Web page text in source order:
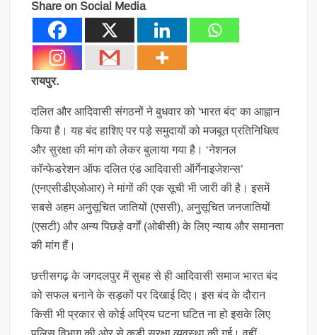
Share on Social Media
रायपुर.
दलित और आदिवासी संगठनों ने बुधवार को 'भारत बंद' का आह्वान
किया है। यह बंद हाशिए पर पड़े समुदायों को मजबूत प्रतिनिधित्व
और सुरक्षा की मांग को लेकर बुलाया गया है। ‘नेशनल
कॉन्फेडरेशन ऑफ दलित एंड आदिवासी ऑर्गेनाइजेशन्स’
(एनएसीडीएओआर) ने मांगों की एक सूची भी जारी की है। इसमें
सबसे अहम अनुसूचित जातियों (एससी), अनुसूचित जनजातियों
(एसटी) और अन्य पिछड़े वर्गों (ओबीसी) के लिए न्याय और समानता
की मांग हैं।
छत्तीसगढ़ के जगदलपुर में सुबह से ही आदिवासी समाज भारत बंद
को सफल बनाने के सड़कों पर दिखाई दिए। इस बंद के दौरान
किसी भी प्रकार से कोई अप्रिय घटना घटित ना हो इसके लिए